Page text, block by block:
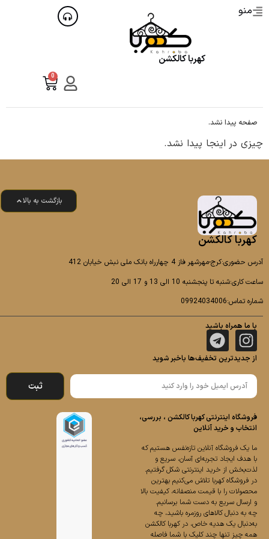
منو
کهربا کالکشن
0
صفحه پیدا نشد.
چیزی در اینجا پیدا نشد.
بازگشت به بالا
کهربا کالکشن
آدرس حضوری:کرج-مهرشهر فاز 4 چهارراه بانک ملی نبش خیابان 412
ساعت کاری:شنبه تا پنجشنبه 10 الی 13 و 17 الی 20
شماره تماس:09924034006
با ما همراه باشید
از جدیدترین تخفیف‌ها باخبر شوید
ثبت
فروشگاه اینترنتی کهربا کالکشن ، بررسی،
انتخاب و خرید آنلاین
ما یک فروشگاه آنلاین تازه‌نفس هستیم که
با هدف ایجاد تجربه‌ای آسان، سریع و
لذت‌بخش از خرید اینترنتی شکل گرفتیم.
در فروشگاه کهربا تلاش می‌کنیم بهترین
محصولات را با قیمت منصفانه، کیفیت بالا
و ارسال سریع به دست شما برسانیم.
چه به دنبال کالاهای روزمره باشید، چه
به‌دنبال یک هدیه خاص، در کهربا کالکشن
همه چیز تنها چند کلیک با شما فاصله